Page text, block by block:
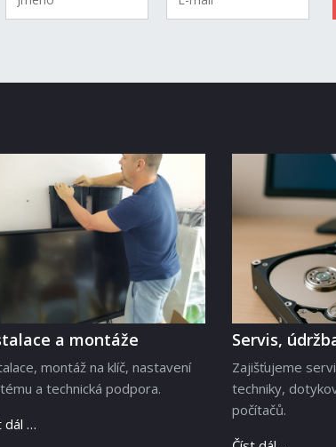
a montáže
montáž na klíč, nastavení
a technická podpora.
dál …
Servis,
Zajišťujeme
techniky,
počítačů.